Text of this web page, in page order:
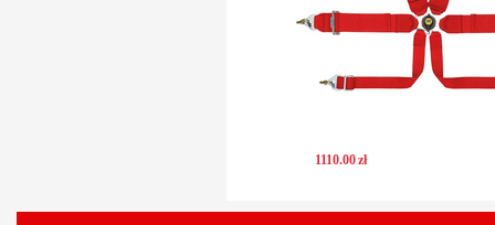
1110.00zł